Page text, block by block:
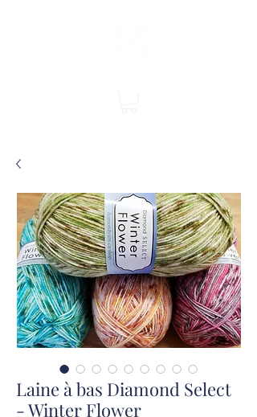
Laine à bas Diamond Select
- Winter Flower